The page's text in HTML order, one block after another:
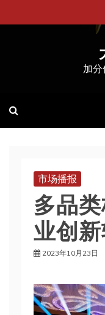
至
加
市场播报
多品
业创
2023年10月23日